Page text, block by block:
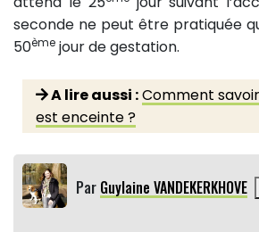
seconde ne peut être pratiquée
50ème jour de gestation.
A lire aussi :Comment
est enceinte ?
Par Guylaine VANDEKERKHOVE